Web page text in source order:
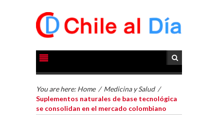
You are here: Home / Medicina y Salud /
Suplementos naturales de base tecnológica
se consolidan en el mercado colombiano